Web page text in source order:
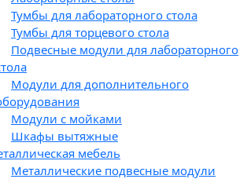
Тумбы для лабораторного стола
Тумбы для торцевого стола
Подвесные модули для лабораторного
Модули для дополнительного
Модули с мойками
Шкафы вытяжные
мебель
Металлические подвесные модули